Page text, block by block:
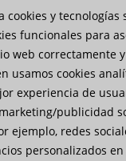
cookies y tecnologías
funcionales para
web correctamente
usamos cookies
experiencia de
publicidad
ejemplo, redes
personalizados